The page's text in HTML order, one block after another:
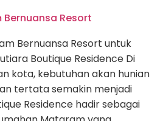
Resort
Bernuansa Resort untuk
Boutique Residence Di
kota, kebutuhan akan hunian
tertata semakin menjadi
Residence hadir sebagai